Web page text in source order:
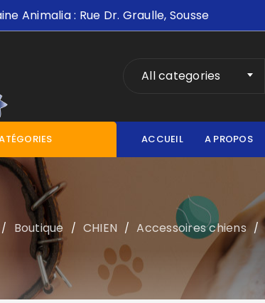
Animalia : Rue Dr. Graulle, Sousse
All categories
ACCUEIL A PROPOS
/ Boutique / CHIEN / Accessoires chiens /